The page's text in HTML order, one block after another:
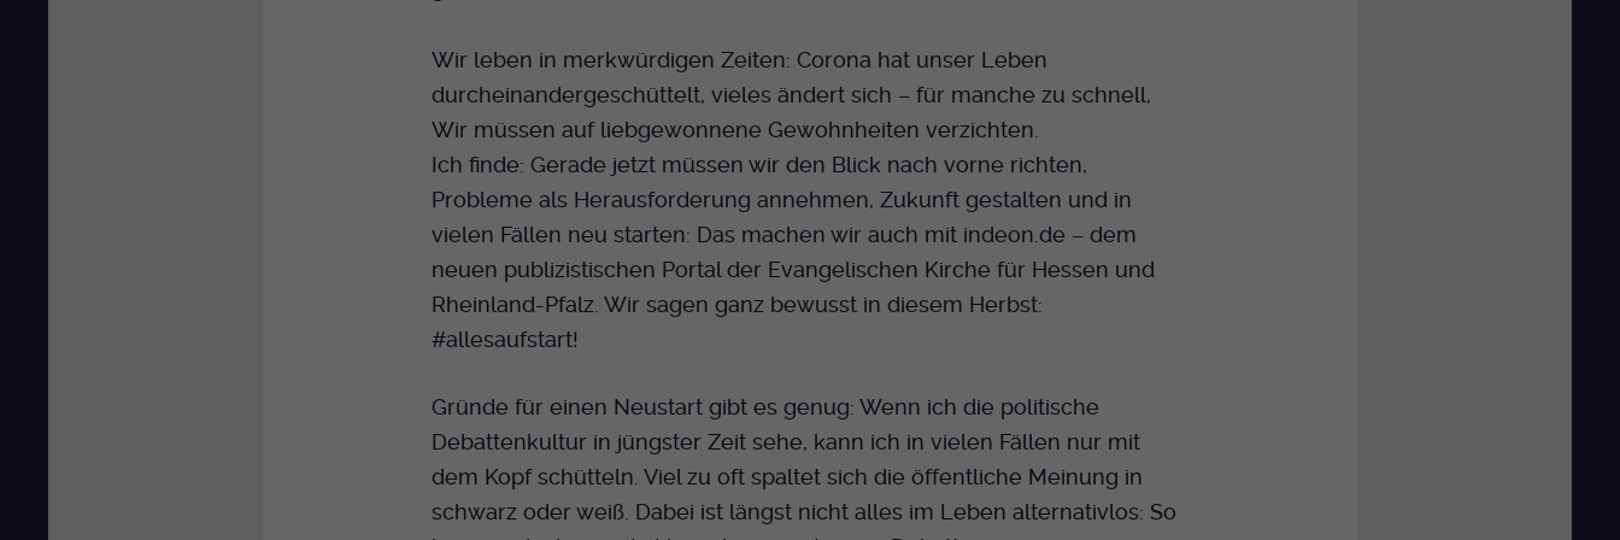
Wir leben in merkwürdigen Zeiten: Corona hat unser Leben
durcheinandergeschüttelt, vieles ändert sich – für manche zu schnell,
Wir müssen auf liebgewonnene Gewohnheiten verzichten.
Ich finde: Gerade jetzt müssen wir den Blick nach vorne richten,
Probleme als Herausforderung annehmen, Zukunft gestalten und in
vielen Fällen neu starten: Das machen wir auch mit indeon.de – dem
neuen publizistischen Portal der Evangelischen Kirche für Hessen und
Rheinland-Pfalz. Wir sagen ganz bewusst in diesem Herbst:
#allesaufstart!
Gründe für einen Neustart gibt es genug: Wenn ich die politische
Debattenkultur in jüngster Zeit sehe, kann ich in vielen Fällen nur mit
dem Kopf schütteln. Viel zu oft spaltet sich die öffentliche Meinung in
schwarz oder weiß. Dabei ist längst nicht alles im Leben alternativlos: So
eingelogged ist und die Seite bearbeiten darf.
Anbieter EKHN
Laufzeit Ende der Sitzung
Zweck
Dieser Cookie wird genutzt um festzustellen
Name PHPSESSID
Anbieter EKHN
Laufzeit 13 Monate
Zweck Einzigartige Besucher ID.
Name _pk_ses.424
Zweck
Zur Speicherung kurzfristiger Informationen
Marketing
Reichweiten Analyse
Name _fbp
Anbieter Facebook Ireland Limited
Laufzeit 3 Monate
Zweck
Cookie-Informationen anzeigen
Youtube
Facebook
Instagram
Twitter